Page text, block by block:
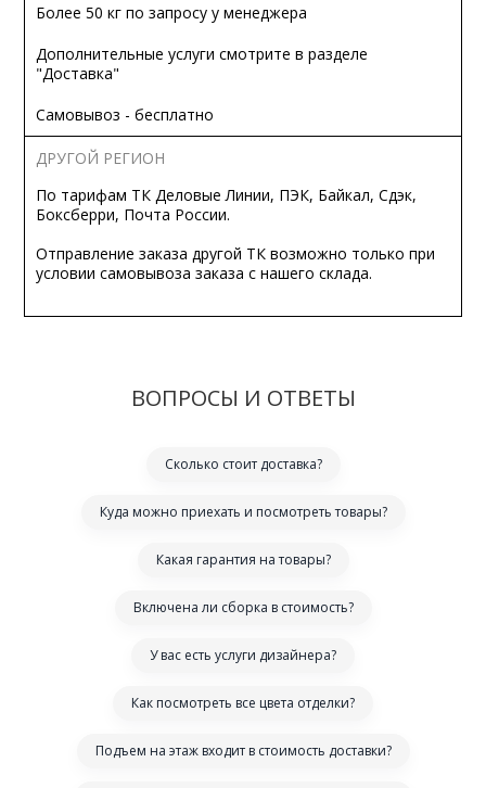
Более 50 кг по запросу у менеджера
Дополнительные услуги смотрите в разделе
"Доставка"
Самовывоз - бесплатно
ДРУГОЙ РЕГИОН
По тарифам ТК Деловые Линии, ПЭК, Байкал, Сдэк,
Боксберри, Почта России.
Отправление заказа другой ТК возможно только при
условии самовывоза заказа с нашего склада.
ВОПРОСЫ И ОТВЕТЫ
Сколько стоит доставка?
Куда можно приехать и посмотреть товары?
Какая гарантия на товары?
Включена ли сборка в стоимость?
У вас есть услуги дизайнера?
Как посмотреть все цвета отделки?
Подъем на этаж входит в стоимость доставки?